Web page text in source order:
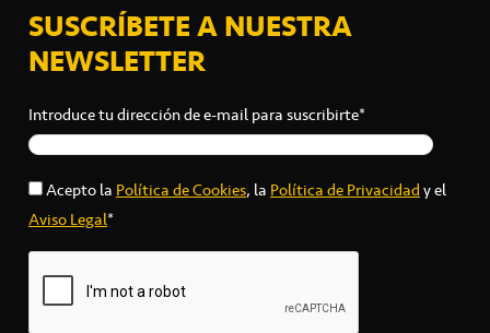
SUSCRÍBETE A NUESTRA
NEWSLETTER
Introduce tu dirección de e-mail para suscribirte*
Acepto laPolítica de Cookies, laPolítica de Privacidady el
Aviso Legal*